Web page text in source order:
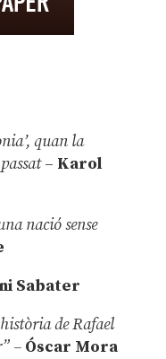
quan la
– Karol
nació sense
Sabater
de Rafael
–Óscar Mora